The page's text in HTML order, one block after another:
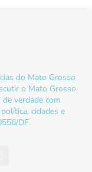
do Mato Grosso
o Mato Grosso
verdade com
cidades e
DF.